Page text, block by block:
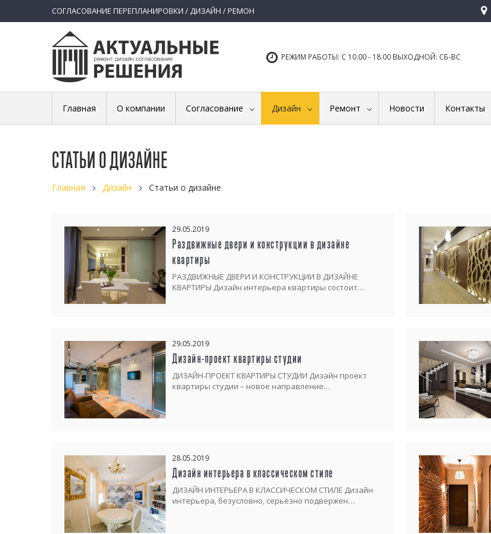
СОГЛАСОВАНИЕ ПЕРЕПЛАНИРОВКИ / ДИЗАЙН / РЕМОН
РЕЖИМ РАБОТЫ: С 10.00 - 18.00 ВЫХОДНОЙ: СБ-ВС
Главная О компании Согласование Дизайн Ремонт Новости Контакты
СТАТЬИ О ДИЗАЙНЕ
Главная Дизайн Статьи о дизайне
29.05.2019
Раздвижные двери и конструкции в дизайне
квартиры
РАЗДВИЖНЫЕ ДВЕРИ И КОНСТРУКЦИИ В ДИЗАЙНЕ
КВАРТИРЫ Дизайн интерьера квартиры состоит…
29.05.2019
Дизайн-проект квартиры студии
ДИЗАЙН-ПРОЕКТ КВАРТИРЫ СТУДИИ Дизайн проект
квартиры студии – новое направление…
28.05.2019
Дизайн интерьера в классическом стиле
ДИЗАЙН ИНТЕРЬЕРА В КЛАССИЧЕСКОМ СТИЛЕ Дизайн
интерьера, безусловно, серьёзно подвержен…